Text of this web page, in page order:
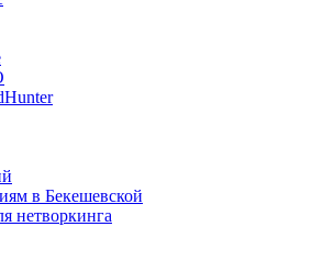
в Бекешевской
нетворкинга